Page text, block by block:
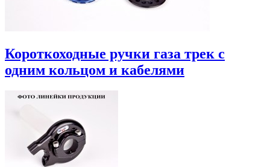
Короткоходные ручки газа трек с
одним кольцом и кабелями